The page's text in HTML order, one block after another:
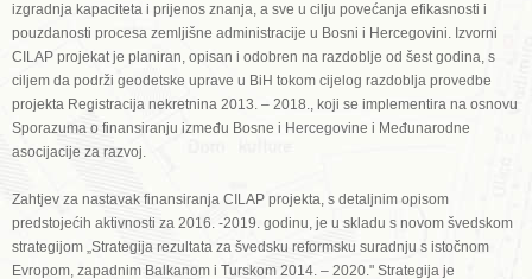
izgradnja kapaciteta i prijenos znanja, a sve u cilju povećanja efikasnosti i
pouzdanosti procesa zemljišne administracije u Bosni i Hercegovini. Izvorni
CILAP projekat je planiran, opisan i odobren na razdoblje od šest godina, s
ciljem da podrži geodetske uprave u BiH tokom cijelog razdoblja provedbe
projekta Registracija nekretnina 2013. – 2018., koji se implementira na osnovu
Sporazuma o finansiranju između Bosne i Hercegovine i Međunarodne
asocijacije za razvoj.
Zahtjev za nastavak finansiranja CILAP projekta, s detaljnim opisom
predstojećih aktivnosti za 2016. -2019. godinu, je u skladu s novom švedskom
strategijom „Strategija rezultata za švedsku reformsku suradnju s istočnom
Evropom, zapadnim Balkanom i Turskom 2014. – 2020." Strategija je